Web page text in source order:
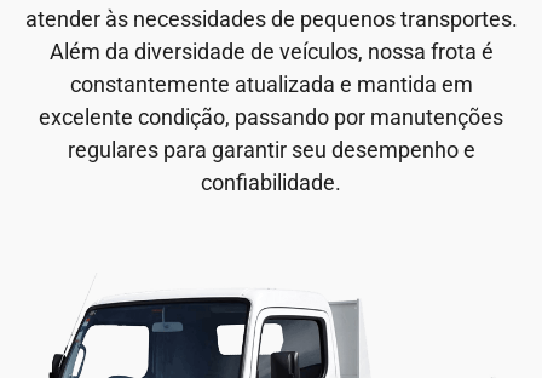
atender às necessidades de pequenos transportes.
Além da diversidade de veículos, nossa frota é
constantemente atualizada e mantida em
excelente condição, passando por manutenções
regulares para garantir seu desempenho e
confiabilidade.